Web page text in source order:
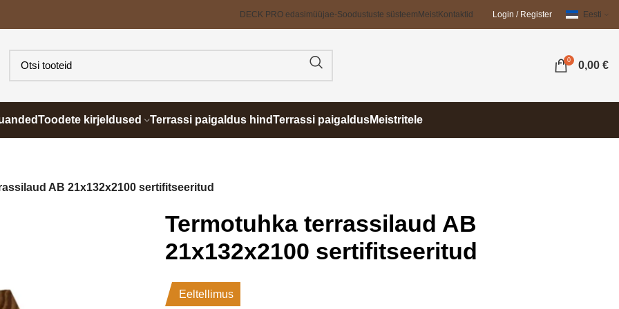
DECK PRO edasimüüjae-Soodustuste süsteem MeistKontaktid Login / Register Eesti
0 0,00 €
Toodete kirjeldused Terrassi paigaldus hindTerrassi paigaldusMeistritele
AB 21x132x2100 sertifitseeritud
Termotuhka terrassilaud AB
21x132x2100 sertifitseeritud
Eeltellimus